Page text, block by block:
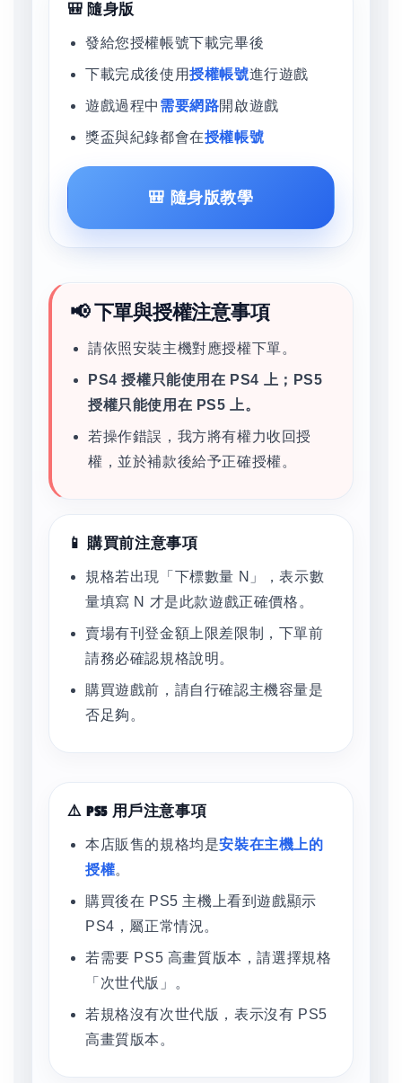
🎒 隨身版
發給您授權帳號下載完畢後
下載完成後使用授權帳號進行遊戲
遊戲過程中 需要網路開啟遊戲
獎盃與紀錄都會在授權帳號
🎒 隨身版教學
📢 下單與授權注意事項
請依照安裝主機對應授權下單。
PS4 授權只能使用在 PS4 上；PS5
授權只能使用在 PS5 上。
若操作錯誤，我方將有權力收回授
權，並於補款後給予正確授權。
📱 購買前注意事項
規格若出現「下標數量 N」，表示數
量填寫 N 才是此款遊戲正確價格。
賣場有刊登金額上限差限制，下單前
請務必確認規格說明。
購買遊戲前，請自行確認主機容量是
否足夠。
⚠️ PS5 用戶注意事項
本店販售的規格均是安裝在主機上的
授權。
購買後在 PS5 主機上看到遊戲顯示
PS4，屬正常情況。
若需要 PS5 高畫質版本，請選擇規格
「次世代版」。
若規格沒有次世代版，表示沒有 PS5
高畫質版本。